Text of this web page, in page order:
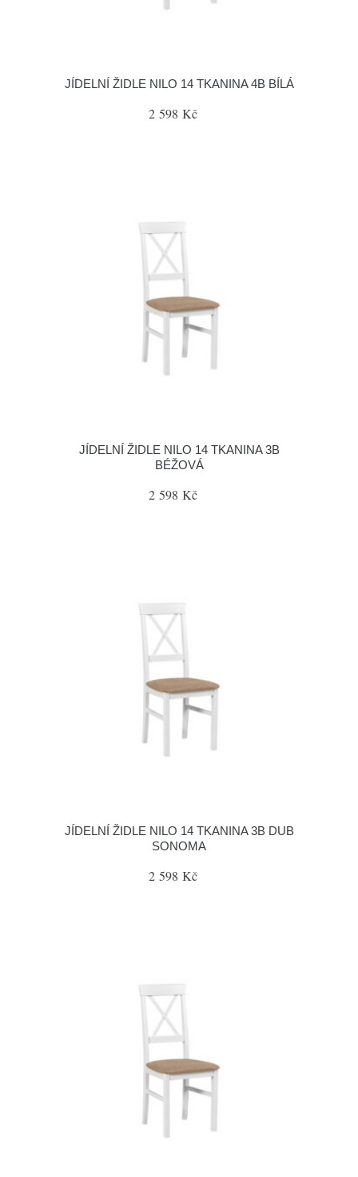
JÍDELNÍ ŽIDLE NILO 14 TKANINA 4B BÍLÁ
2 598 Kč
JÍDELNÍ ŽIDLE NILO 14 TKANINA 3B
BÉŽOVÁ
2 598 Kč
JÍDELNÍ ŽIDLE NILO 14 TKANINA 3B DUB
SONOMA
2 598 Kč